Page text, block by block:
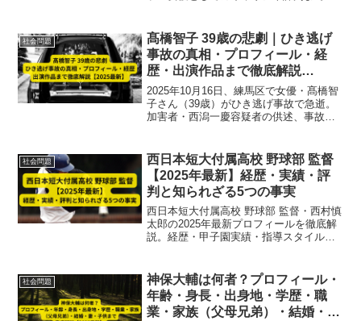
紹介。」
社会問題
髙橋智子 39歳の悲劇｜ひき逃げ
事故の真相・プロフィール・経
歴・出演作品まで徹底解説
【2025最新】
2025年10月16日、練馬区で女優・髙橋智
子さん（39歳）がひき逃げ事故で急逝。
加害者・西潟一慶容疑者の供述、事故の
社会問題
西日本短大付属高校 野球部 監督
【2025年最新】経歴・実績・評
判と知られざる5つの事実
西日本短大付属高校 野球部 監督・西村慎
太郎の2025年最新プロフィールを徹底解
説。経歴・甲子園実績・指導スタイルか
社会問題
神保大輔は何者？プロフィール・
年齢・身長・出身地・学歴・職
業・家族（父母兄弟）・結婚・